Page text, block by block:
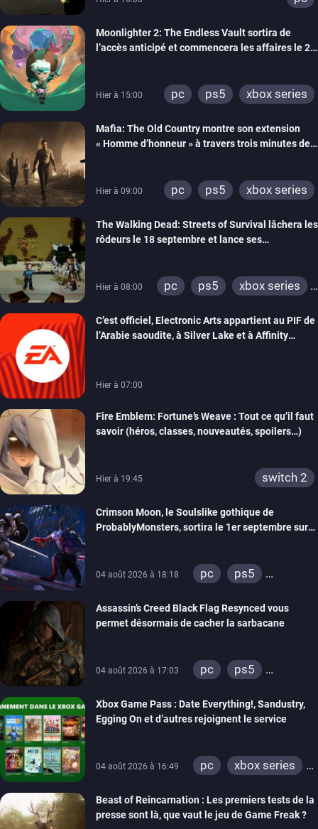
Moonlighter 2: The Endless Vault sortira de
l’accès anticipé et commencera les affaires le 2
Hier à 15:00 pc ps5 xbox series
Mafia: The Old Country montre son extension
« Homme d’honneur » à travers trois minutes de
Hier à 09:00 pc ps5 xbox series
The Walking Dead: Streets of Survival lâchera les
rôdeurs le 18 septembre et lance ses
Hier à 08:00 pc ps5
xbox series
C’est officiel, Electronic Arts appartient au PIF de
l’Arabie saoudite, à Silver Lake et à Affinity
Hier à 07:00
Fire Emblem: Fortune’s Weave : Tout ce qu’il faut
savoir (héros, classes, nouveautés, spoilers…)
Hier à 19:45 switch 2
Crimson Moon, le Soulslike gothique de
ProbablyMonsters, sortira le 1er septembre sur
04 août 2026 à 18:18 pc
ps5
Assassin’s Creed Black Flag Resynced vous
permet désormais de cacher la sarbacane
04 août 2026 à 17:03 pc
ps5
Xbox Game Pass : Date Everything!, Sandustry,
Egging On et d’autres rejoignent le service
04 août 2026 à 16:49 pc
xbox series
Beast of Reincarnation : Les premiers tests de la
presse sont là, que vaut le jeu de Game Freak ?